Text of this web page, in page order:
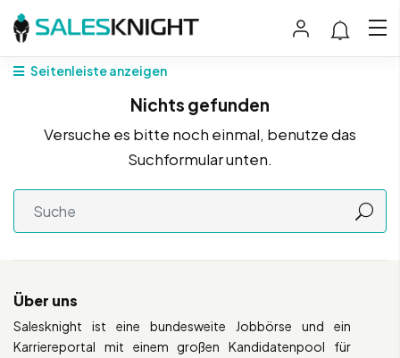
Seitenleiste anzeigen
Nichts gefunden
Versuche es bitte noch einmal, benutze das
Suchformular unten.
Über uns
Salesknight ist eine bundesweite Jobbörse und ein
Karriereportal mit einem großen Kandidatenpool für